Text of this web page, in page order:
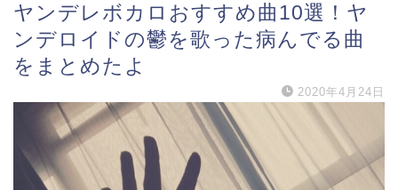
ヤンデレボカロおすすめ曲10選！ヤ
ンデロイドの鬱を歌った病んでる曲
をまとめたよ
2020年4月24日